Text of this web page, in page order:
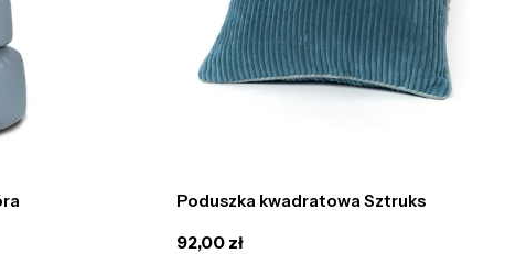
Poduszka kwadratowa Sztruks
Cena
92,00 zł